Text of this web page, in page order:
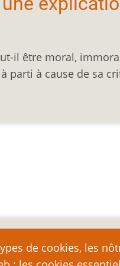
il être moral,
parti à cause de sa
de cookies, les